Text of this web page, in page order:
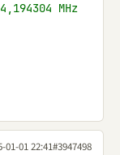
MHz
01-01 22:41#3947498